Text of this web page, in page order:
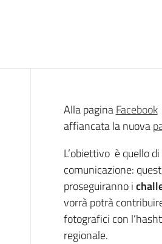
Introduzione
Alla paginaFacebook
affiancata la nuova
L’obiettivo è quello di
comunicazione:
proseguiranno i
vorrà potrà
fotografici con
regionale.